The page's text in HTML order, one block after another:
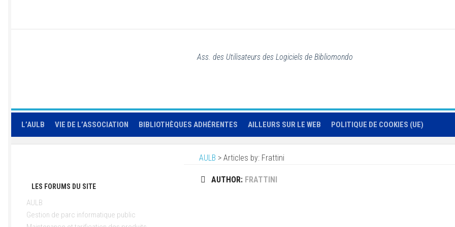
Ass. des Utilisateurs des Logiciels de Bibliomondo
L’AULB VIE DE L’ASSOCIATION BIBLIOTHÈQUES ADHÉRENTES AILLEURS SUR LE WEB POLITIQUE DE COOKIES (UE)
AULB > Articles by: Frattini
AUTHOR: FRATTINI
LES FORUMS DU SITE
AULB
Gestion de parc informatique public